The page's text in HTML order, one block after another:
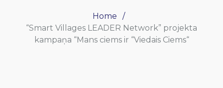
Home
“Smart Villages LEADER Network” projekta
kampaņa “Mans ciems ir “Viedais Ciems“